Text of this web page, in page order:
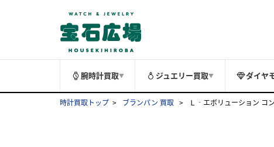
腕時計買取▼ ジュエリー買取▼ ダイヤ
時計買取トップ ブランパン 買取 Ｌ‐エボリューション コ